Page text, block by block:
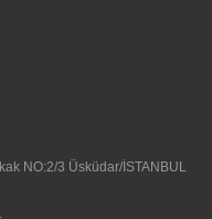
NO:2/3 Üsküdar/İSTANBUL